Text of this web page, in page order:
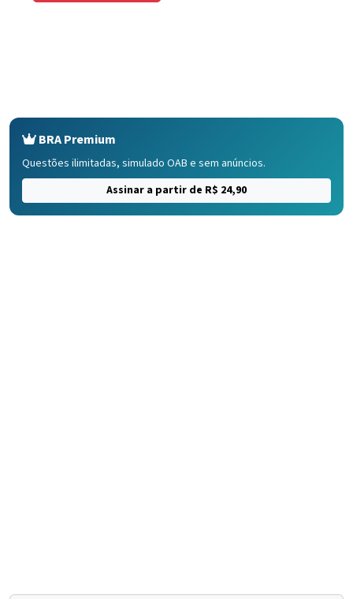
BRA Premium
Questões ilimitadas, simulado OAB e sem anúncios.
Assinar a partir de R$ 24,90